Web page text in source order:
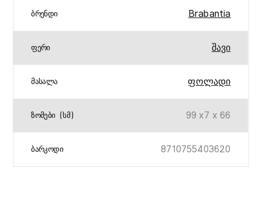
ᲑᲠᲔᲜᲓᲘ Brabantia
ᲤᲔᲠᲘ შავი
ᲛᲐᲡᲐᲚᲐ ფოლადი
ᲖᲝᲛᲔᲑᲘ (ᲡᲛ) 99 x7 x 66
ᲑᲐᲠᲙᲝᲓᲘ 8710755403620